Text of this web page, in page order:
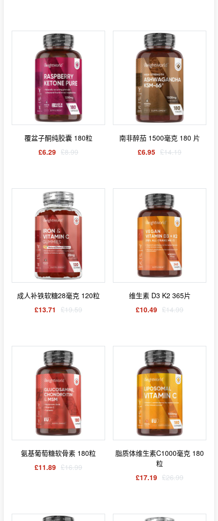
覆盆子酮纯胶囊 180粒
£6.29 £8.99
南非醉茄 1500毫克 180 片
£6.95 £14.19
成人补铁软糖28毫克 120粒
£13.71 £19.59
维生素 D3 K2 365片
£10.49 £14.99
氨基葡萄糖软骨素 180粒
£11.89 £16.99
脂质体维生素C1000毫克 180
粒
£17.19 £26.99